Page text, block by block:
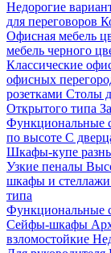
Недорогие
для переговоров
Офисная мебель
мебель черного
Классические
офисных
розетками Столы
Открытого типа
Функциональные
по высоте С
Шкафы-купе
Узкие пеналы
шкафы и стеллажи
типа
Функциональные
Сейфы-шкафы
взломостойкие